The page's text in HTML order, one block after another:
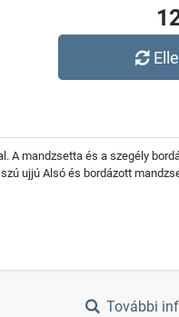
A mandzsetta és a szegély
ujjú Alsó és bordázott
További